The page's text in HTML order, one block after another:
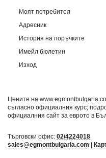
Моят потребител
Адресник
История на поръчките
Имейл бюлетин
Изход
Цените на
съгласно официалния курс;
официалния сайт за еврото в
Търговски офис: 02/4224018
sales@egmontbulgaria.com